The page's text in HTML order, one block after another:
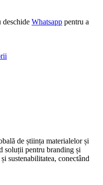
deschide Whatsapp pentru a
de știința materialelor și
soluții pentru branding și
sustenabilitatea, conectând